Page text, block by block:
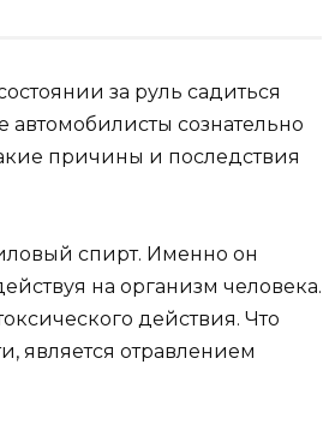
за руль садиться
автомобилисты сознательно
причины и последствия
спирт. Именно он
на организм человека.
действия. Что
является отравлением